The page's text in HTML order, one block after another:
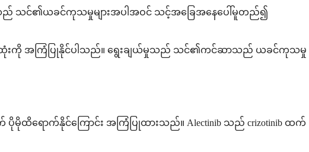
သင်၏ယခင်ကုသမှုများအပါအဝင် သင့်အခြေအနေပေါ်မူတည်၍
ကို အကြံပြုနိုင်ပါသည်။ ရွေးချယ်မှုသည် သင်၏ကင်ဆာသည် ယခင်ကုသမှု
မိုထိရောက်နိုင်ကြောင်း အကြံပြုထားသည်။ Alectinib သည် crizotinib ထက်